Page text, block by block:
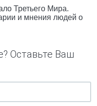
Третьего Мира.
и мнения людей о
Оставьте Ваш